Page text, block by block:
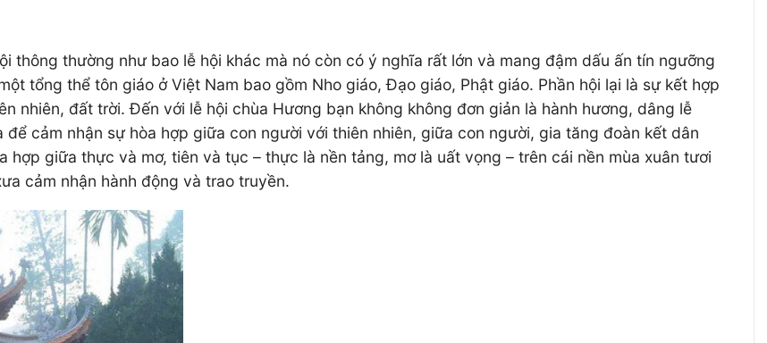
thông thường như bao lễ hội khác mà nó còn có ý nghĩa rất lớn và mang đậm dấu ấn tín ngưỡng
tổng thể tôn giáo ở Việt Nam bao gồm Nho giáo, Đạo giáo, Phật giáo. Phần hội lại là sự kết hợp
nhiên, đất trời. Đến với lễ hội chùa Hương bạn không không đơn giản là hành hương, dâng lễ
cảm nhận sự hòa hợp giữa con người với thiên nhiên, giữa con người, gia tăng đoàn kết dân
hợp giữa thực và mơ, tiên và tục – thực là nền tảng, mơ là uất vọng – trên cái nền mùa xuân tươi
cảm nhận hành động và trao truyền.